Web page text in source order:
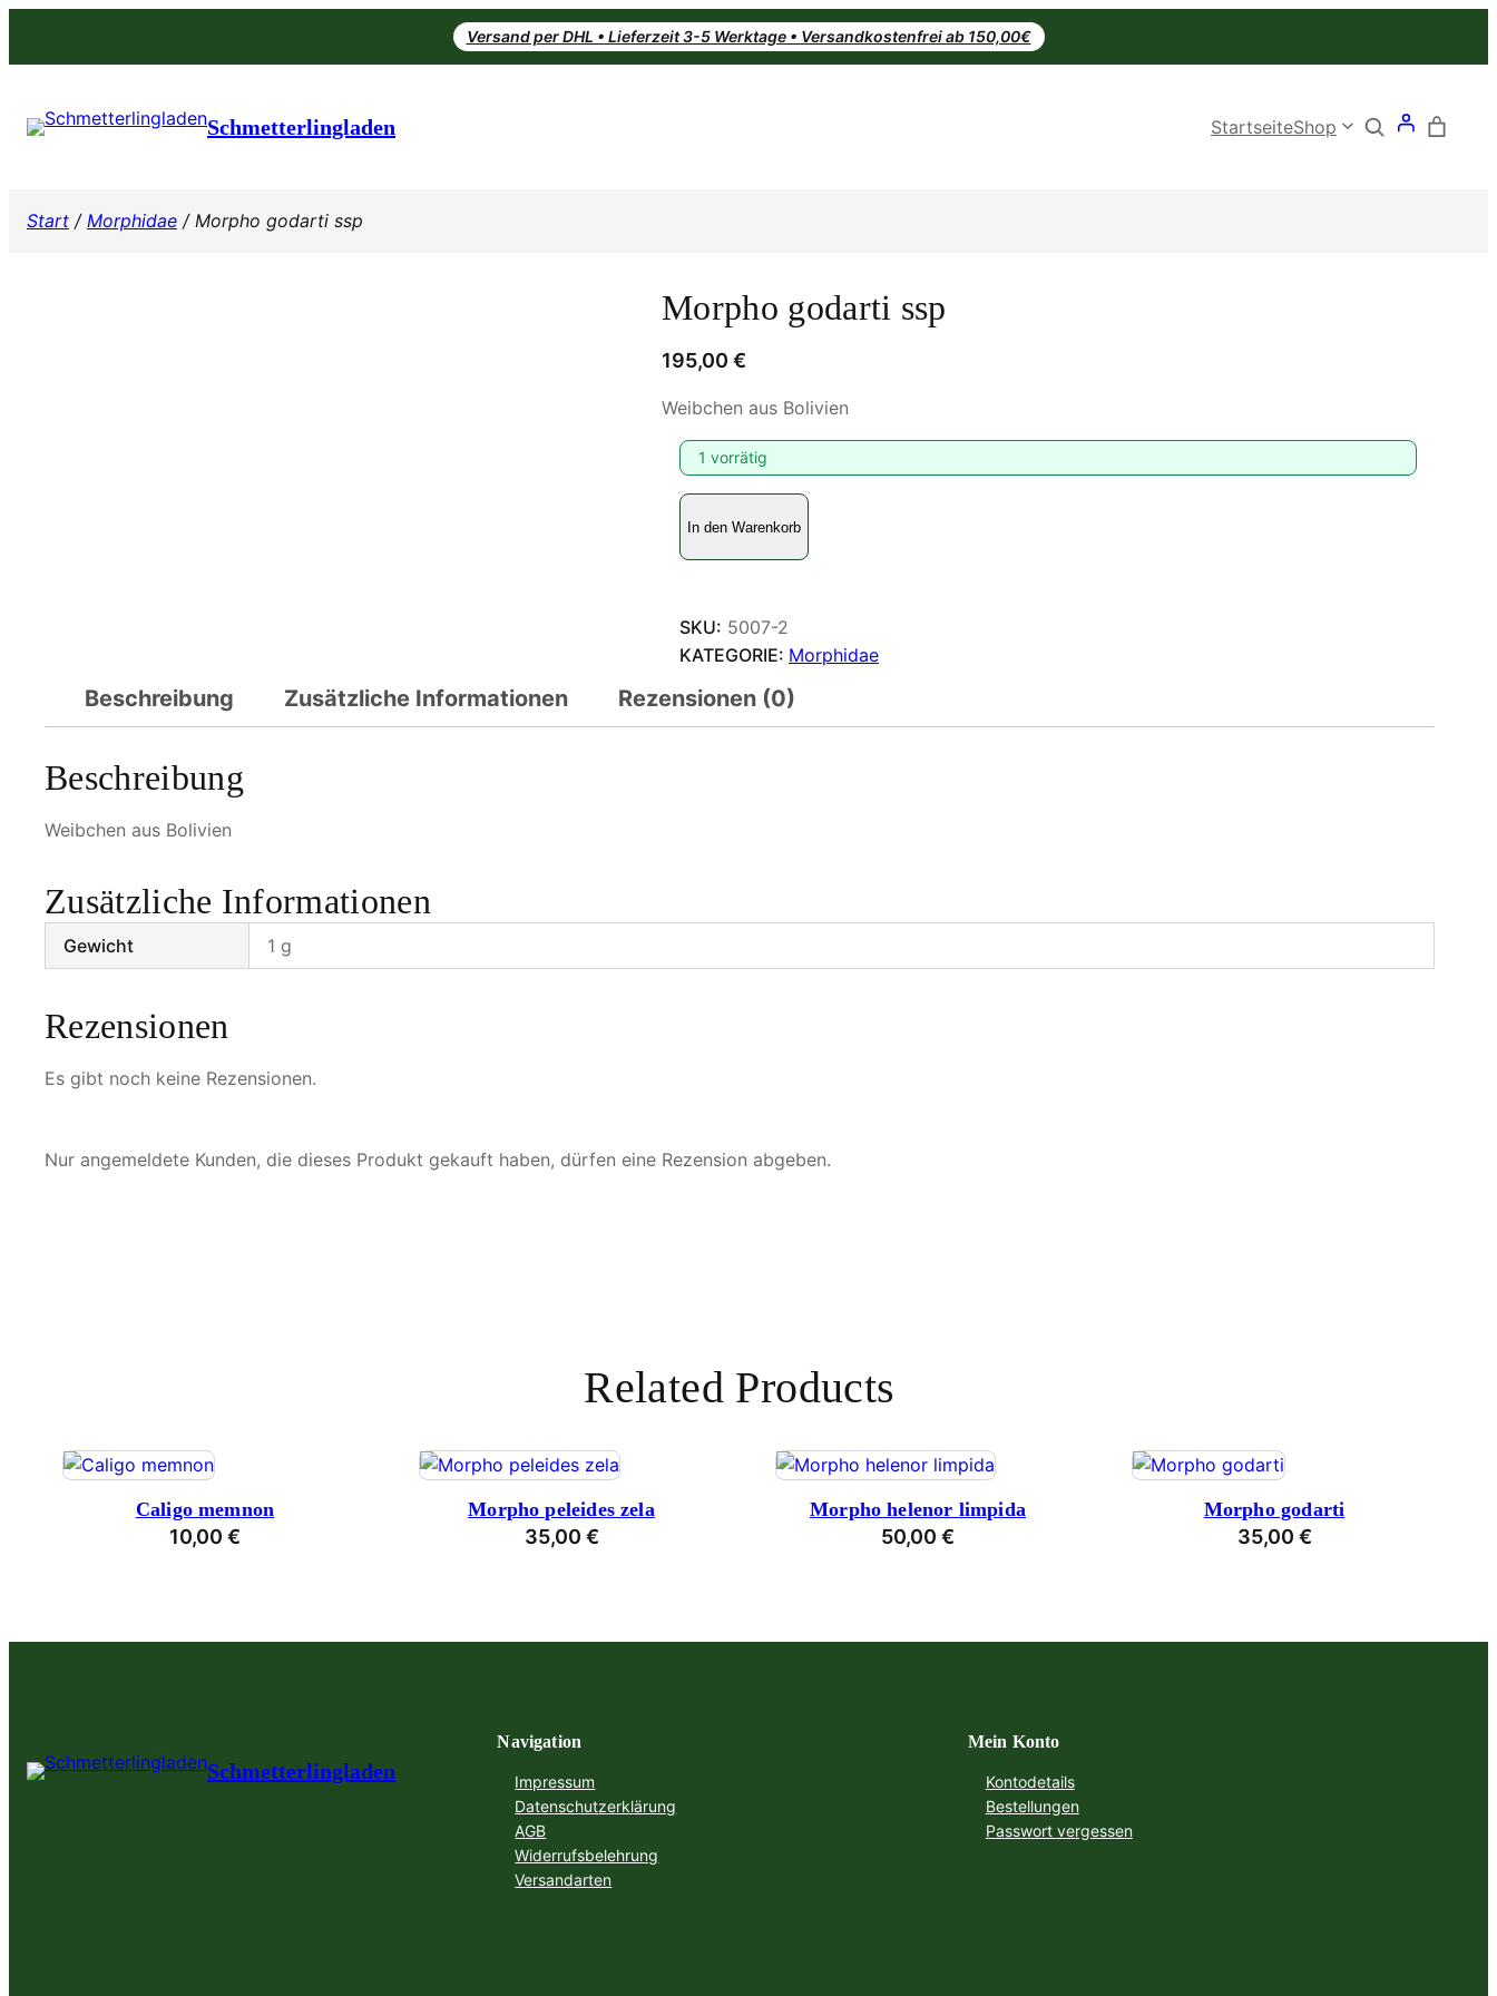
Versand per DHL • Lieferzeit 3-5 Werktage • Versandkostenfrei ab 150,00€
Schmetterlingladen StartseiteShop Search
Start / Morphidae / Morpho godarti ssp
Morpho godarti ssp
195,00 €
Weibchen aus Bolivien
1 vorrätig
M
o
r
h
o
o
d
p
In den Warenkorb
SKU: 5007-2
KATEGORIE: Morphidae
Beschreibung Zusätzliche Informationen Rezensionen (0)
Beschreibung
Weibchen aus Bolivien
Zusätzliche Informationen
Gewicht 1 g
Rezensionen
Es gibt noch keine Rezensionen.
Nur angemeldete Kunden, die dieses Produkt gekauft haben, dürfen eine Rezension abgeben.
Related Products
Caligo memnon
10,00 €
Morpho peleides zela
35,00 €
Morpho helenor limpida
50,00 €
Morpho godarti
35,00 €
Schmetterlingladen
Navigation
Impressum
Datenschutzerklärung
AGB
Widerrufsbelehrung
Versandarten
Mein Konto
Kontodetails
Bestellungen
Passwort vergessen